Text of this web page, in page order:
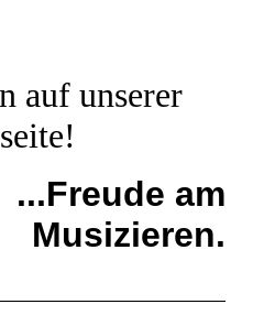
auf unserer
...Freude am
Musizieren.